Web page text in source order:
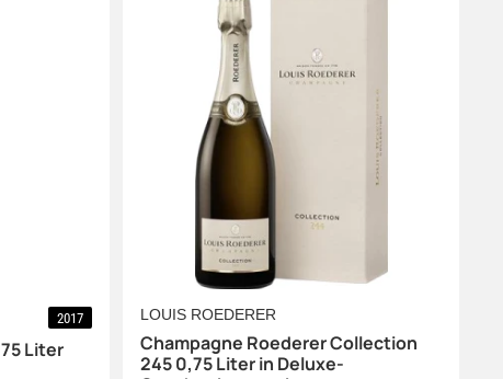
2017
Liter
LOUIS ROEDERER
Champagne Roederer Collection
245 0,75 Liter in Deluxe-